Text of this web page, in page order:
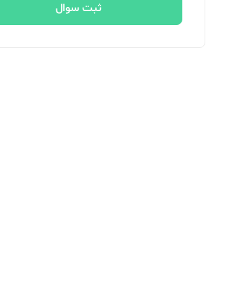
ثبت سوال